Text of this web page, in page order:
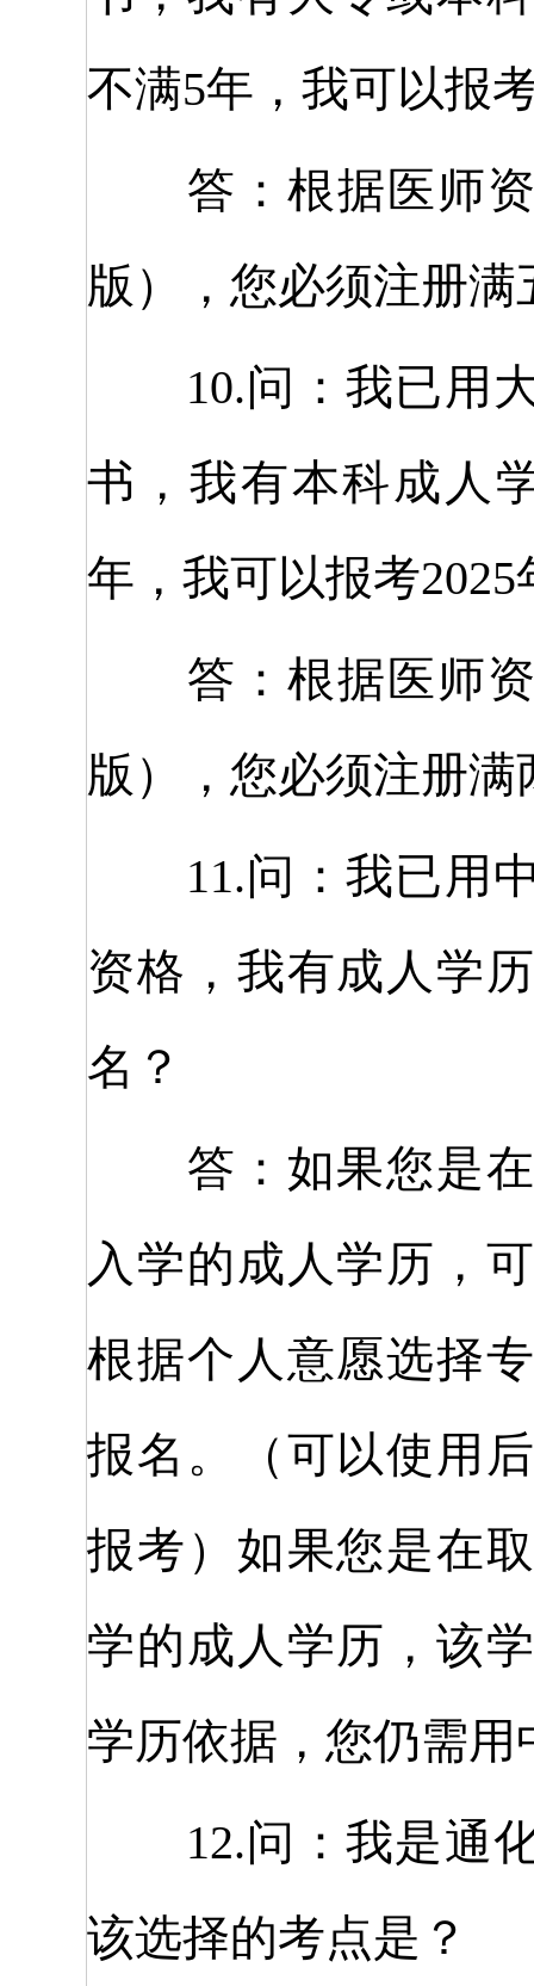
不满5年，我可以报
答：根据医师资
版），您必须注册
10.问：我已用大
书，我有本科成人
年，我可以报考
答：根据医师资
版），您必须注册
11.问：我已用中
资格，我有成人学
名？
答：如果您是在
入学的成人学历，
根据个人意愿选择
报名。（可以使用
报考）如果您是在
学的成人学历，该
学历依据，您仍需
12.问：我是通化
该选择的考点是？